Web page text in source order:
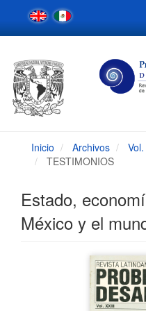
Navegación
principal
Contenido
Barra
lateral
Inicio Archivos
TESTIMONIOS
Estado,
México y el